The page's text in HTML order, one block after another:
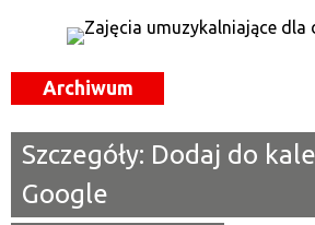
—
Promowane
Archiwum
Szczegóły: Dodaj do
Google